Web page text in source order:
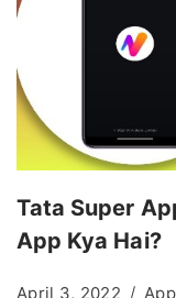
Tata Super
App Kya Hai?
April 3, 2022